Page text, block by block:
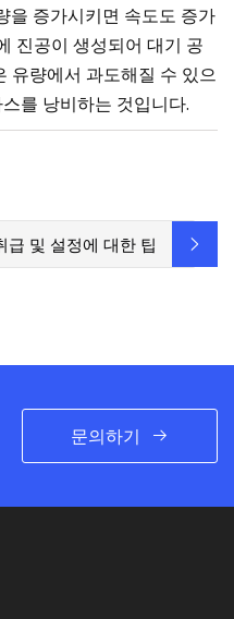
을 증가시키면 속도도 증가
진공이 생성되어 대기 공
유량에서 과도해질 수 있으
를 낭비하는 것입니다.
급 및 설정에 대한 팁
문의하기